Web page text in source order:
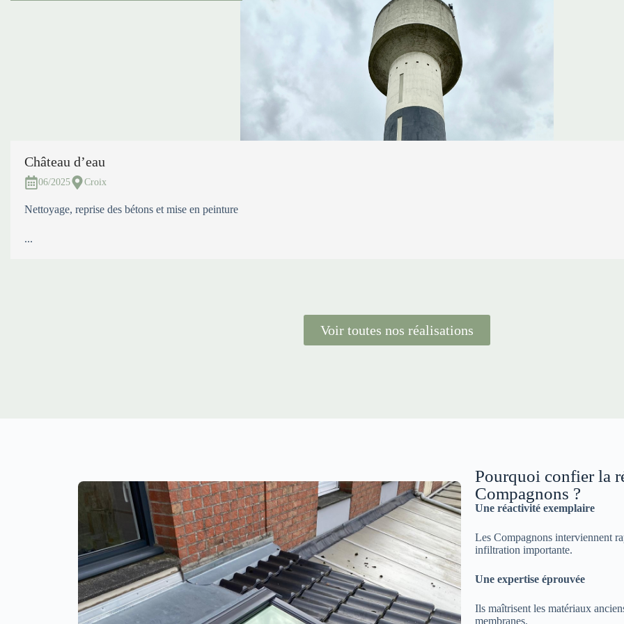
Château d’eau
06/2025 Croix
Nettoyage, reprise des bétons et mise en peinture
...
Voir toutes nos réalisations
Pourquoi confier la
Compagnons ?
Une réactivité exemplaire
Les Compagnons interviennent
infiltration importante.
Une expertise éprouvée
Ils maîtrisent les matériaux
membranes.